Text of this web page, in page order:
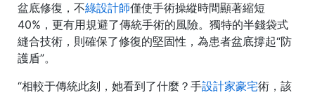
盆底修復，不綠設計師僅使手術操縱時間顯著縮短
40%，更有用規避了傳統手術的風險。獨特的半錢袋式
縫合技術，則確保了修復的堅固性，為患者盆底撐起“防
護盾”。
“相較于傳統此刻，她看到了什麼？手設計家豪宅術，該